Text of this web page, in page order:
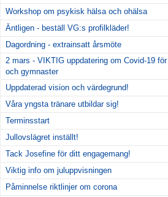
Workshop om psykisk hälsa och ohälsa
Äntligen - beställ VG:s profilkläder!
Dagordning - extrainsatt årsmöte
2 mars - VIKTIG uppdatering om Covid-19
och gymnaster
Uppdaterad vision och värdegrund!
Våra yngsta tränare utbildar sig!
Terminsstart
Jullovslägret inställt!
Tack Josefine för ditt engagemang!
Viktig info om juluppvisningen
Påminnelse riktlinjer om corona